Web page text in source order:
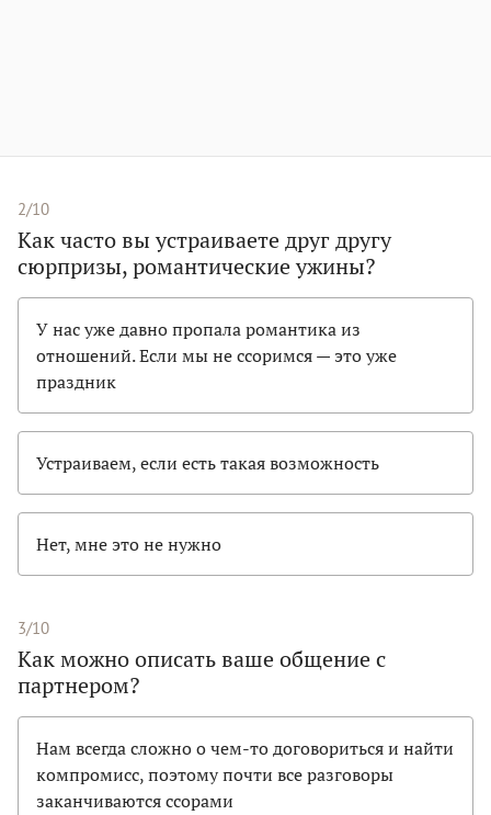
2/10
Как часто вы устраиваете друг другу
сюрпризы, романтические ужины?
У нас уже давно пропала романтика из
отношений. Если мы не ссоримся — это уже
праздник
Устраиваем, если есть такая возможность
Нет, мне это не нужно
3/10
Как можно описать ваше общение с
партнером?
Нам всегда сложно о чем-то договориться и найти
компромисс, поэтому почти все разговоры
заканчиваются ссорами